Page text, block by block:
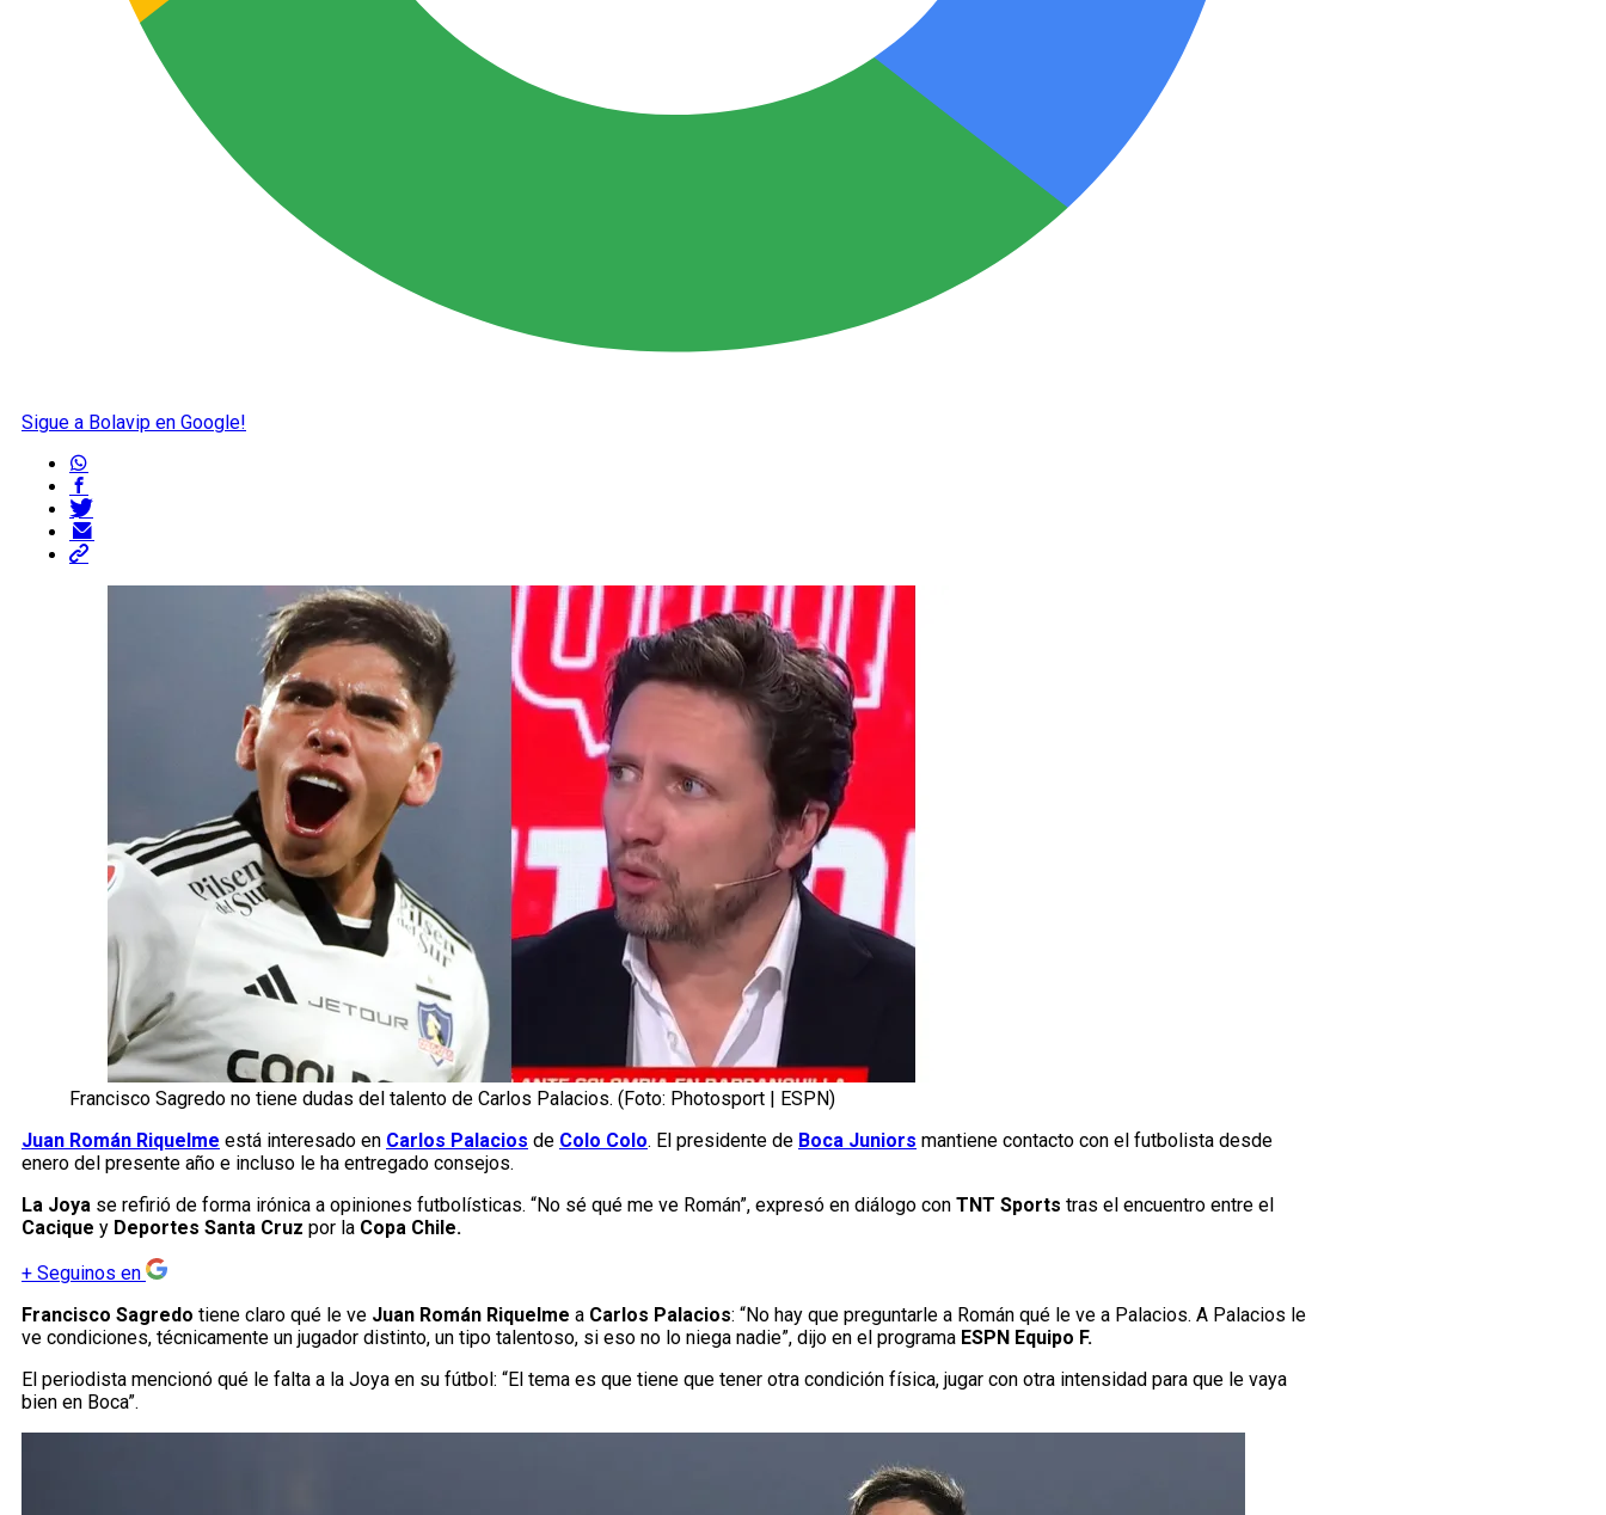
Sigue a Bolavip en Google!
Francisco Sagredo no tiene dudas del talento de Carlos Palacios. (Foto: Photosport | ESPN)
Juan Román Riquelme está interesado en Carlos Palacios de Colo Colo. El presidente de Boca Juniors mantiene contacto con el futbolista desde
enero del presente año e incluso le ha entregado consejos.
La Joya se refirió de forma irónica a opiniones futbolísticas. “No sé qué me ve Román”, expresó en diálogo con TNT Sports tras el encuentro entre el
Cacique y Deportes Santa Cruz por la Copa Chile.
+ Seguinos en
Francisco Sagredo tiene claro qué le ve Juan Román Riquelme a Carlos Palacios: “No hay que preguntarle a Román qué le ve a Palacios. A Palacios le
ve condiciones, técnicamente un jugador distinto, un tipo talentoso, si eso no lo niega nadie”, dijo en el programa ESPN Equipo F.
El periodista mencionó qué le falta a la Joya en su fútbol: “El tema es que tiene que tener otra condición física, jugar con otra intensidad para que le vaya
bien en Boca”.